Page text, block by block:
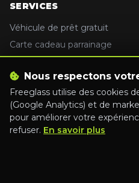
SERVICES
Véhicule de prêt gratuit
Carte cadeau parrainage
Recyclage de pare-brise
CONTACT
09 78 45 47 47
Nous respectons
Freeglass utilise des cookies
(Google Analytics) et de
pour améliorer votre
refuser. En savoir plus